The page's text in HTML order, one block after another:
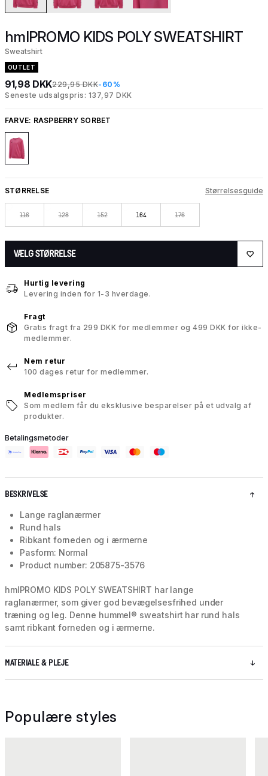
hmlPROMO KIDS POLY SWEATSHIRT
Sweatshirt
OUTLET
91,98 DKK229,95 DKK-60%
Seneste udsalgspris: 137,97 DKK
FARVE: RASPBERRY SORBET
STØRRELSE Størrelsesguide
116 128 152 164 176
VÆLG STØRRELSE
Hurtig levering
Levering inden for 1-3 hverdage.
Fragt
Gratis fragt fra 299 DKK for medlemmer og 499 DKK for ikke-
medlemmer.
Nem retur
100 dages retur for medlemmer.
Medlemspriser
Som medlem får du eksklusive besparelser på et udvalg af
produkter.
Betalingsmetoder
BESKRIVELSE
Lange raglanærmer
Rund hals
Ribkant forneden og i ærmerne
Pasform: Normal
Product number: 205875-3576
hmlPROMO KIDS POLY SWEATSHIRT har lange
raglanærmer, som giver god bevægelsesfrihed under
træning og leg. Denne hummel® sweatshirt har rund hals
samt ribkant forneden og i ærmerne.
MATERIALE & PLEJE
Populære styles